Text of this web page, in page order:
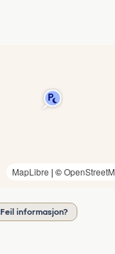
MapLibre | ©
Feil informasjon?